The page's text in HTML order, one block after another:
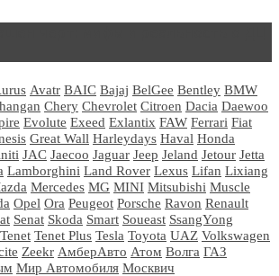
Avatr BAIC Bajaj BelGee Bentley BMW
Chery Chevrolet Citroen Dacia Daewoo
Evolute Exeed Exlantix FAW Ferrari Fiat
Great Wall Harleydays Haval Honda
JAC Jaecoo Jaguar Jeep Jeland Jetour Jetta
Lamborghini Land Rover Lexus Lifan Lixiang
Mercedes MG MINI Mitsubishi Muscle
Opel Ora Peugeot Porsche Ravon Renault
Senat Skoda Smart Soueast SsangYong
Tenet Tenet Plus Tesla Toyota UAZ Volkswagen
Zeekr АмберАвто Атом Волга ГАЗ
Мир Автомобиля Москвич